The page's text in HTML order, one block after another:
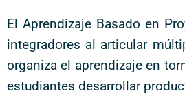
El Aprendizaje Basado en
integradores al articular
organiza el aprendizaje en
estudiantes desarrollar